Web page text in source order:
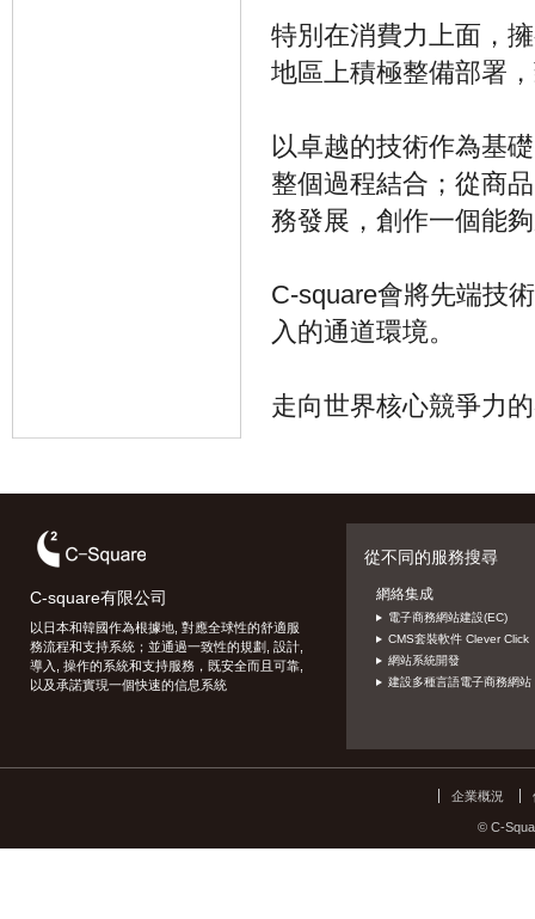
特別在消費力上面，
地區上積極整備部署
以卓越的技術作為基
整個過程結合；從商
務發展，創作一個能
C-square會將先端技
入的通道環境。
走向世界核心競爭力
C-square有限公司
以日本和韓國作為根據地, 對應全球性的舒適服
務流程和支持系統；並通過一致性的規劃, 設計,
導入, 操作的系統和支持服務，既安全而且可靠,
以及承諾實現一個快速的信息系統
從不同的服務搜尋
網絡集成
電子商務網站建設(EC)
CMS套裝軟件 Clever Click
網站系統開發
建設多種言語電子商務網站
企業概況
© C-